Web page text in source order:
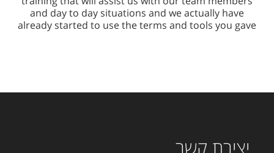
and day to day situations and we actually have
already started to use the terms and tools you gave
יצירת קשר